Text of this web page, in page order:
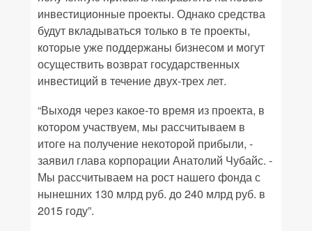
инвестиционные проекты. Однако средства
будут вкладываться только в те проекты,
которые уже поддержаны бизнесом и могут
осуществить возврат государственных
инвестиций в течение двух-трех лет.
“Выходя через какое-то время из проекта, в
котором участвуем, мы рассчитываем в
итоге на получение некоторой прибыли, -
заявил глава корпорации Анатолий Чубайс. -
Мы рассчитываем на рост нашего фонда с
нынешних 130 млрд руб. до 240 млрд руб. в
2015 году”.